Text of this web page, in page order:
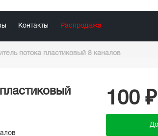
Контакты Распродажа
потока пластиковый 8 каналов
100 ₽